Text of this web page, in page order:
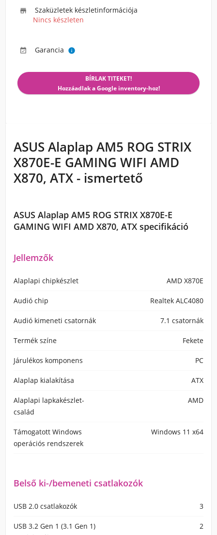

Szaküzletek készletinformációja
Nincs készleten
 Garancia 
BÍRLAK TITEKET!
Hozzáadlak a Google inventory-hoz!
ASUS Alaplap AM5 ROG STRIX
X870E-E GAMING WIFI AMD
X870, ATX - ismertető
ASUS Alaplap AM5 ROG STRIX X870E-E
GAMING WIFI AMD X870, ATX specifikáció
Jellemzők
Alaplapi chipkészlet AMD X870E
Audió chip Realtek ALC4080
Audió kimeneti csatornák 7.1 csatornák
Termék színe Fekete
Járulékos komponens PC
Alaplap kialakítása ATX
Alaplapi lapkakészlet-
család
AMD
Támogatott Windows
operációs rendszerek
Windows 11 x64
Belső ki-/bemeneti csatlakozók
USB 2.0 csatlakozók 3
USB 3.2 Gen 1 (3.1 Gen 1)
2